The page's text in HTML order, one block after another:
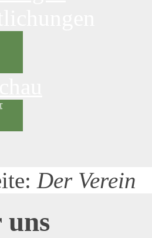
Der Verein